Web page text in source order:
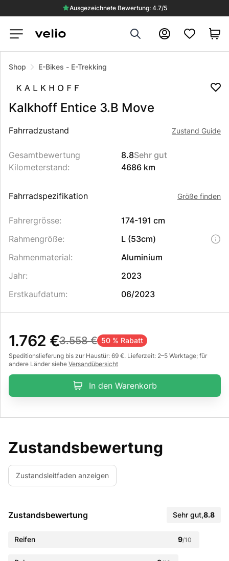
Ausgezeichnete Bewertung: 4.7/5
Search Konto
Shop E-Bikes - E-Trekking
Kalkhoff Entice 3.B Move
Beschreibung des Produkts
Fahrradzustand Zustand Guide
Gesamtbewertung 8.8Sehr gut
Kilometerstand: 4686 km
Fahrradspezifikation Größe finden
Fahrergrösse:
174-191 cm
Rahmengröße:
L (53cm)
Rahmenmaterial:
Aluminium
Jahr:
2023
Erstkaufdatum: 06/2023
1.762 €3.558 € 50 % Rabatt
Speditionslieferung bis zur Haustür: 69 €. Lieferzeit: 2–5 Werktage; für
andere Länder siehe Versandübersicht
In den Warenkorb
Zustandsbewertung
Zustandsleitfaden anzeigen
Zustandsbewertung Sehr gut,8.8
Reifen 9/10